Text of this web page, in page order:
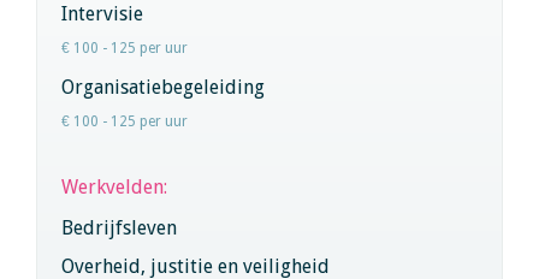
Intervisie
€ 100 - 125 per uur
Organisatiebegeleiding
€ 100 - 125 per uur
Werkvelden:
Bedrijfsleven
Overheid, justitie en veiligheid